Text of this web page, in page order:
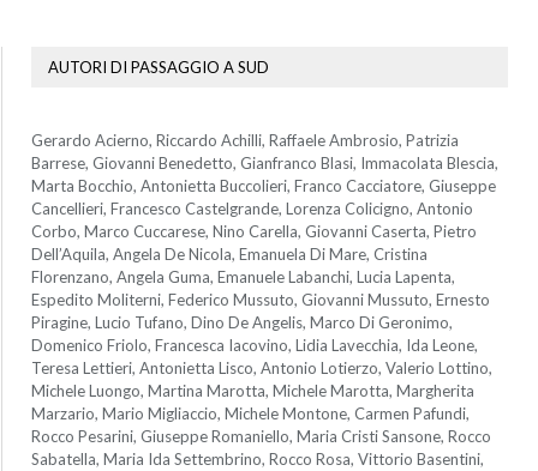
AUTORI DI PASSAGGIO A SUD
Gerardo Acierno, Riccardo Achilli, Raffaele Ambrosio, Patrizia
Barrese, Giovanni Benedetto, Gianfranco Blasi, Immacolata Blescia,
Marta Bocchio, Antonietta Buccolieri, Franco Cacciatore, Giuseppe
Cancellieri, Francesco Castelgrande, Lorenza Colicigno, Antonio
Corbo, Marco Cuccarese, Nino Carella, Giovanni Caserta, Pietro
Dell’Aquila, Angela De Nicola, Emanuela Di Mare, Cristina
Florenzano, Angela Guma, Emanuele Labanchi, Lucia Lapenta,
Espedito Moliterni, Federico Mussuto, Giovanni Mussuto, Ernesto
Piragine, Lucio Tufano, Dino De Angelis, Marco Di Geronimo,
Domenico Friolo, Francesca Iacovino, Lidia Lavecchia, Ida Leone,
Teresa Lettieri, Antonietta Lisco, Antonio Lotierzo, Valerio Lottino,
Michele Luongo, Martina Marotta, Michele Marotta, Margherita
Marzario, Mario Migliaccio, Michele Montone, Carmen Pafundi,
Rocco Pesarini, Giuseppe Romaniello, Maria Cristi Sansone, Rocco
Sabatella, Maria Ida Settembrino, Rocco Rosa, Vittorio Basentini,